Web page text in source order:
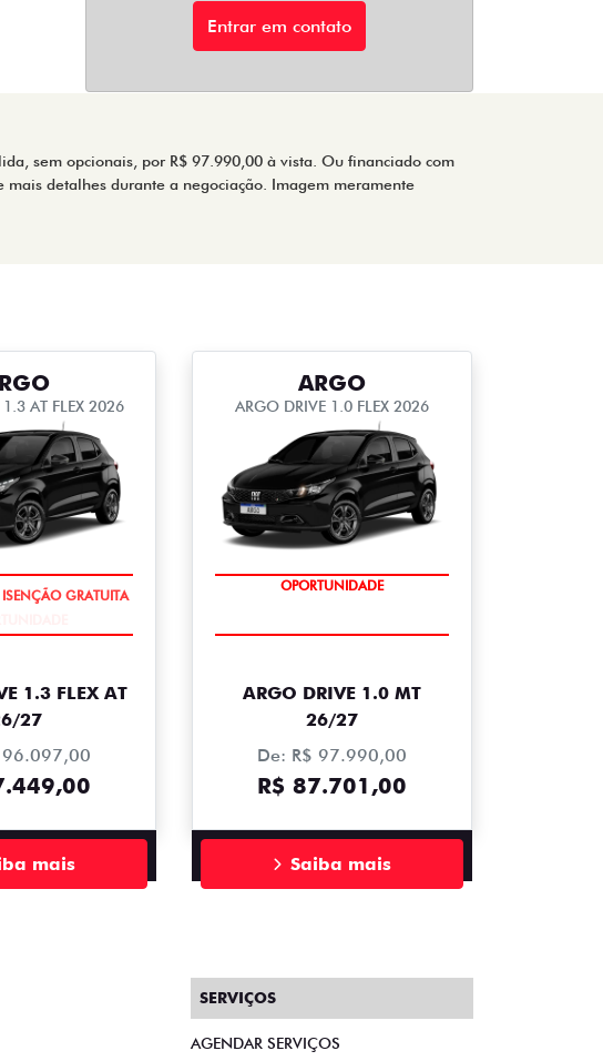
Entrar em contato
sem opcionais, por R$ 97.990,00 à vista. Ou financiado com
detalhes durante a negociação. Imagem meramente
AT FLEX 2026
GRATUITA
1.3 FLEX AT
27
96.097,00
mais
ARGO
ARGO DRIVE 1.0 FLEX 2026
OPORTUNIDADE
ARGO DRIVE 1.0 MT
26/27
De: R$ 97.990,00
R$ 87.701,00
Saiba mais
SERVIÇOS
AGENDAR SERVIÇOS